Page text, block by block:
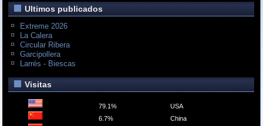
Ultimos publicados
Extreme 2026
La Calera
Circular Ribera
Garcipollera
Larrés - Biescas
Visitas
79.1%
USA
6.7%
China